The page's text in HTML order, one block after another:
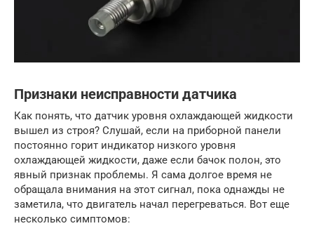
Признаки неисправности датчика
Как понять, что датчик уровня охлаждающей жидкости
вышел из строя? Слушай, если на приборной панели
постоянно горит индикатор низкого уровня
охлаждающей жидкости, даже если бачок полон, это
явный признак проблемы. Я сама долгое время не
обращала внимания на этот сигнал, пока однажды не
заметила, что двигатель начал перегреваться. Вот еще
несколько симптомов: